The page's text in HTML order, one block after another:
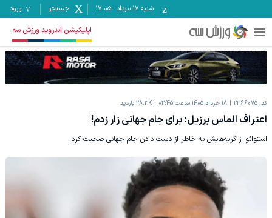
شنبه ۱۷ مرداد -
17:05 جستجو ورود
اپلیکیشن اندروید ورزش سه
کد: 2366075 18 خرداد 1405 ساعت 02:45 28.3K بازدید
اعتراف الماس برزیل: برای جام جهانی زار زدم!
استوائو از گریه‌هایش به خاطر از دست دادن جام جهانی صحبت کرد.